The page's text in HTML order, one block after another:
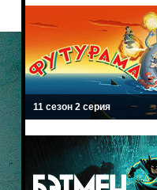
11 сезон 2 серия